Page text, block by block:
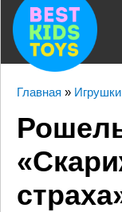
Главная »